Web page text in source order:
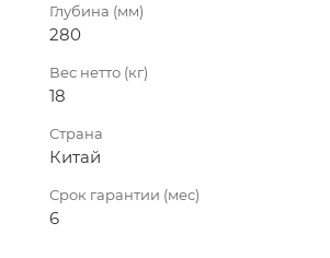
Глубина (мм)
280
Вес нетто (кг)
18
Страна
Китай
Срок гарантии (мес)
6